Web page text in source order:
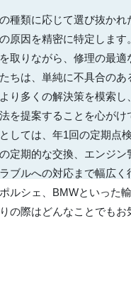
種類に応じて選び抜かれ
原因を精密に特定します
取りながら、修理の最適
ちは、単純に不具合のあ
り多くの解決策を模索
を提案することを心がけ
しては、年1回の定期点
定期的な交換、エンジン
ブルへの対応まで幅広く
ルシェ、BMWといった
の際はどんなことでもお